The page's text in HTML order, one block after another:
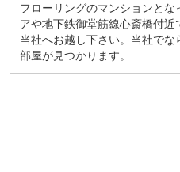
フローリングのマンションと
アや地下鉄御堂筋線心斎橋付
当社へお越し下さい。当社で
部屋が見つかります。